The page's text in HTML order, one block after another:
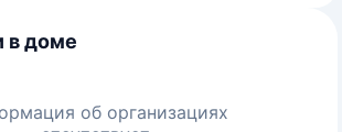
в доме
об организациях